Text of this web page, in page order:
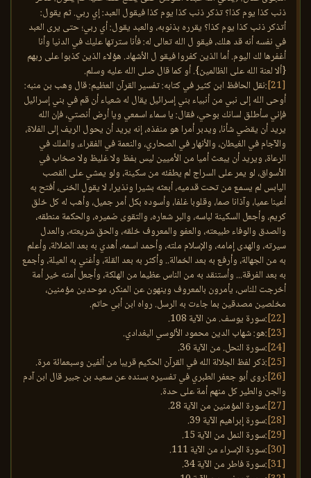
ذنب كذا يوم كذا؟ تذكر ذنب كذا يوم كذا فيقول العبد: إي ربي. ثم يقول:
أتذكر ذنب كذا يوم كذا؟ يقرره بذنوبه، والعبد يقول: أي ربي؛ حتى يرى العبد
في نفسه أنه قد هلك، فيقو ل الله تعالى له: فأنا سترتها عليك في الدنيا وأنا
أغفرها لك اليوم. أما الذين كفروا فيقو ل الأشهاد. هؤلاء الذين كذبوا على ربهم
{ألا لعنة الله على الظالمين}. أو كما قال صلى الله عليه وسلم.
[21]
:نقل الحافظ ابن كثير في كتابه: تفسير القرآن العظيم: قال وهب بن منبه:
أوحى الله إلى نبي من أنبياء بني إسرائيل يقال له شعياء أن قم في بني إسرائيل
فإني سأطلق لسانك بوحي، فقال: يا سماء اسمعي ويا أرض أنصتي، فإن الله
يريد أن يقضي شأنا، ويدبر أمرا هو منفذه، إنه يريد أن يحول الريف إلى الفلاة،
والآجام في الغيطان، والأنهار في الصحاري، والنعمة في الفقراء، والملك في
الرعاة، ويريد أن يبعث أميا من الأميين ليس بفظ ولا غليظ ولا صخاب في
الأسواق، لو يمر على السراج لم يطفئه من سكينة، ولو يمشي على القصب
اليابس لم يسمع من تحت قدميه، أبعثه بشيرا ونذيرا، لا يقول الخنى، أفتح به
أعينا عميا، وآذانا صما، وقلوبا غلفا، وأسوده بكل أمر جميل، وأهب له كل خلق
كريم، وأجعل السكينة لباسه، والبر شعاره، والتقوى ضميره، والحكمة منطقه،
والصدق والوفاء طبيعته، والعفو والمعروف خلقه، والحق شريعته، والعدل
سيرته، والهدى إمامه، والإسلام ملته، وأحمد اسمه، أهدي به بعد الضلالة، وأعلم
به من الجهالة، وأرفع به بعد الخمالة.. وأكثر به بعد القلة، وأغني به العيلة، وأجمع
به بعد الفرقة... وأستنقد به من الناس عظيما من الهلكة، وأجعل أمته خير أمة
أخرجت للناس، يأمرون بالمعروف وينهون عن المنكر، موحدين مؤمنين،
مخلصين مصدقين بما جاءت به الرسل. رواه ابن أبي حاتم.
[22]
:سورة يوسف. من الآية 108.
[23]
:هو: شهاب الدين محمود الألوسي البغدادي.
[24]
:سورة النحل. من الآية 36.
[25]
:ذكر لفظ الجلالة الله في القرآن الحكيم قريبا من ألفين وسبعمائة مرة.
[26]
:روى أبو جعفر الطبري في تفسيره بسنده عن سعيد بن جبير قال ابن آدم
والجن والطير كل منهم أمة على حدة.
[27]
:سورة المؤمنين من الآية 28.
[28]
:سورة إبراهيم الآية 39.
[29]
:سورة النمل من الآية 15.
[30]
:سورة الإسراء من الآية 111.
[31]
:سورة فاطر من الآية 34.